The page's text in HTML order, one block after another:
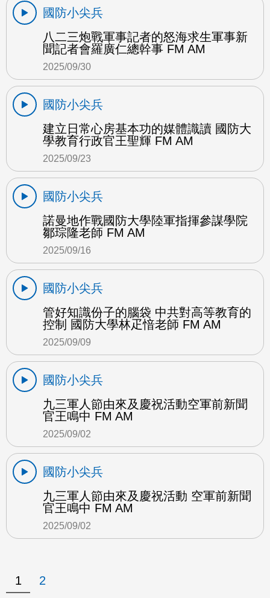
國防小尖兵
八二三炮戰軍事記者的怒海求生軍事新
聞記者會羅廣仁總幹事 FM AM
2025/09/30
國防小尖兵
建立日常心房基本功的媒體識讀 國防大
學教育行政官王聖輝 FM AM
2025/09/23
國防小尖兵
諾曼地作戰國防大學陸軍指揮參謀學院
鄒琮隆老師 FM AM
2025/09/16
國防小尖兵
管好知識份子的腦袋 中共對高等教育的
控制 國防大學林疋愔老師 FM AM
2025/09/09
國防小尖兵
九三軍人節由來及慶祝活動空軍前新聞
官王鳴中 FM AM
2025/09/02
國防小尖兵
九三軍人節由來及慶祝活動 空軍前新聞
官王鳴中 FM AM
2025/09/02
1 2